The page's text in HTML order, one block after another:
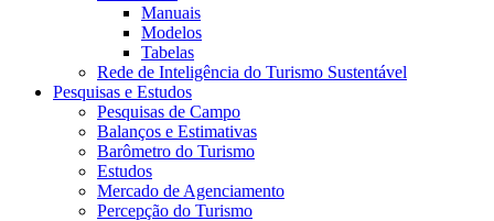
Manuais
Modelos
Tabelas
Rede de Inteligência do Turismo Sustentável
Pesquisas e Estudos
Pesquisas de Campo
Balanços e Estimativas
Barômetro do Turismo
Estudos
Mercado de Agenciamento
Percepção do Turismo